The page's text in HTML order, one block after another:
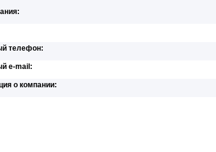
телефон:
e-mail:
о компании: